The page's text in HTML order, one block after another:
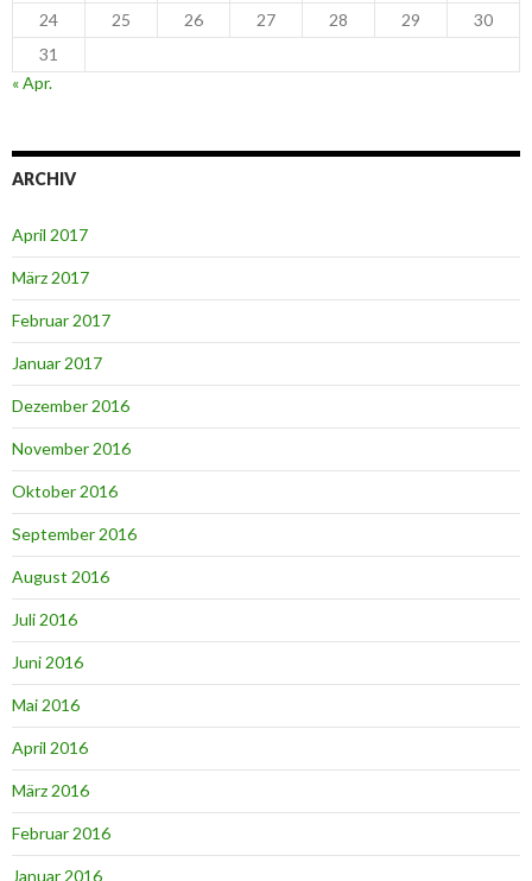
24 25 26 27 28 29
30
31
« Apr.
ARCHIV
April 2017
März 2017
Februar 2017
Januar 2017
Dezember 2016
November 2016
Oktober 2016
September 2016
August 2016
Juli 2016
Juni 2016
Mai 2016
April 2016
März 2016
Februar 2016
Januar 2016